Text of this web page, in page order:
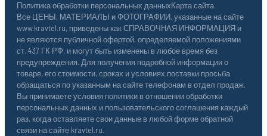
Политика обработки персональных данныхКарта сайта
Все ЦЕНЫ, МАТЕРИАЛЫ и ФОТОГРАФИИ, указанные на сайте
www.kravtel.ru, приведены как СПРАВОЧНАЯ ИНФОРМАЦИЯ и
не являются публичной офертой, определяемой положениями
ст. 437 ГК РФ, и могут быть изменены в любое время без
предупреждения. Для получения подробной информации о
товаре, его стоимости, сроках и условиях поставки просьба
обращаться по указанным на сайте телефонам в отдел продаж.
Вы принимаете условия политики в отношении обработки
персональных данных и пользовательского соглашения каждый
раз, когда оставляете свои данные в любой форме обратной
связи на сайте kravtel.ru.